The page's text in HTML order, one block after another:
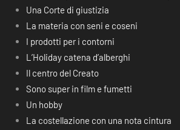
Una Corte di giustizia
La materia con seni e coseni
I prodotti per i contorni
L’Holiday catena d’alberghi
Il centro del Creato
Sono super in film e fumetti
Un hobby
La costellazione con una nota cintura